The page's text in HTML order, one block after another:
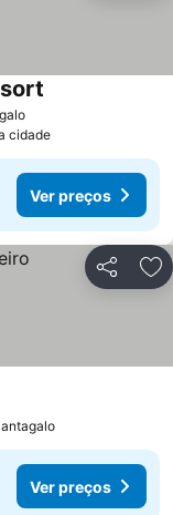
cidade
Ver preços
Partilhar
Ver preços